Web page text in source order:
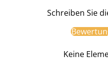
Schreiben Sie
Keine